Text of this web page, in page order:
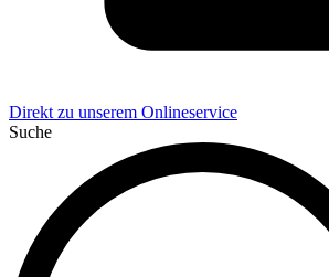
Direkt zu unserem Onlineservice
Suche